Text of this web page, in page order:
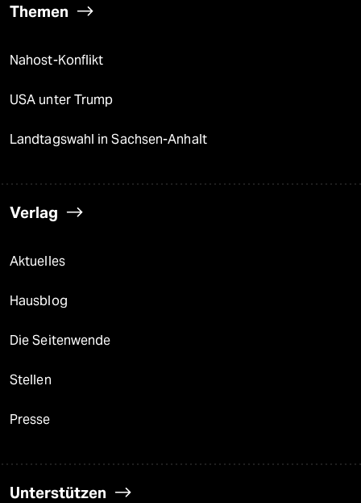
Themen
Nahost-Konflikt
USA unter Trump
Landtagswahl in Sachsen-Anhalt
Verlag
Aktuelles
Hausblog
Die Seitenwende
Stellen
Presse
Unterstützen